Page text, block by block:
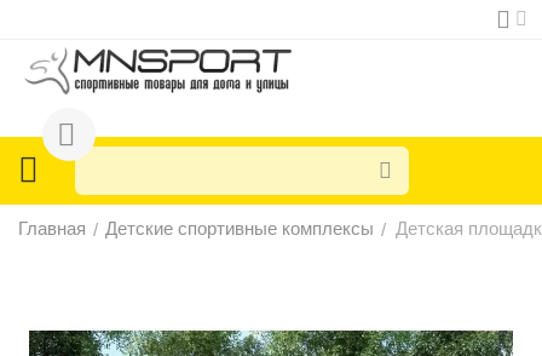
Главная / Детские спортивные комплексы / Детская